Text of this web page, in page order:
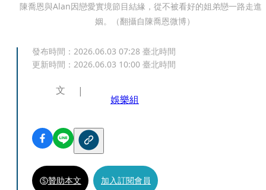
陳喬恩與Alan因戀愛實境節目結緣，從不被看好的姐弟戀一路走進
姻。（翻攝自陳喬恩微博）
發布時間： 2026.06.03 07:28 臺北時間
更新時間： 2026.06.03 10:00 臺北時間
文
娛樂組
贊助本文 加入訂閱會員